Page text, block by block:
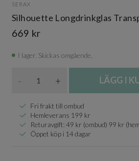
SERAX
Silhouette Longdrinkglas
669 kr
I lager. Skickas omgående.
- + LÄGG I
Fri frakt till ombud
Hemleverans 199 kr
Returavgift: 49 kr (ombud) 99 kr
Öppet köp i 14 dagar